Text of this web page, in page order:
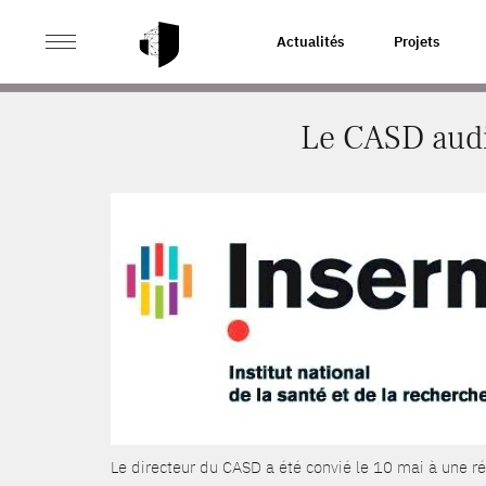
Actualités Projets
ACCUEIL ACTUALITÉS > LE CASD AUDITIONNÉ PAR
Le CASD
Le directeur du CASD a été convié le 10 mai à une